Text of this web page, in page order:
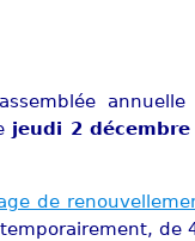
annuelle
jeudi 2 décembre
de
de